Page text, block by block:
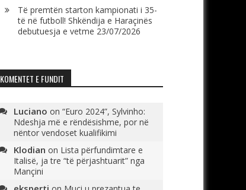
Të premtën starton kampionati i 35-
të në futboll! Shkëndija e Haraçinës
debutuesja e vetme 23/07/2026
KOMENTET E FUNDIT
Luciano on “Euro 2024”, Sylvinho:
Ndeshja më e rëndësishme, por në
nëntor vendoset kualifikimi
Klodian on Lista përfundimtare e
Italisë, ja tre “të përjashtuarit” nga
Mançini